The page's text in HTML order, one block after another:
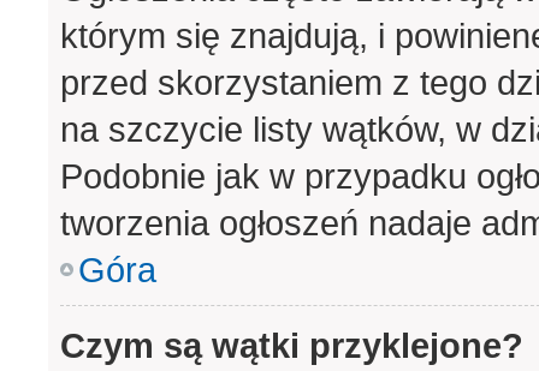
którym się znajdują, i
przed skorzystaniem z tego
na szczycie listy wątków, w
Podobnie jak w przypadku
tworzenia ogłoszeń nadaje
Góra
Czym są wątki przyklejone?